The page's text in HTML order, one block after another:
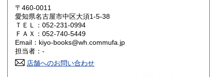
岡山県
山口県 600円
香川県 愛媛県
高知県 600円
〒460-0011
愛知県名古屋市中区大須1-5-38
ＴＥＬ：052-231-0994
ＦＡＸ：052-740-5449
Email：kiyo-books@wh.commufa.jp
担当者：-
店舗へのお問い合わせ